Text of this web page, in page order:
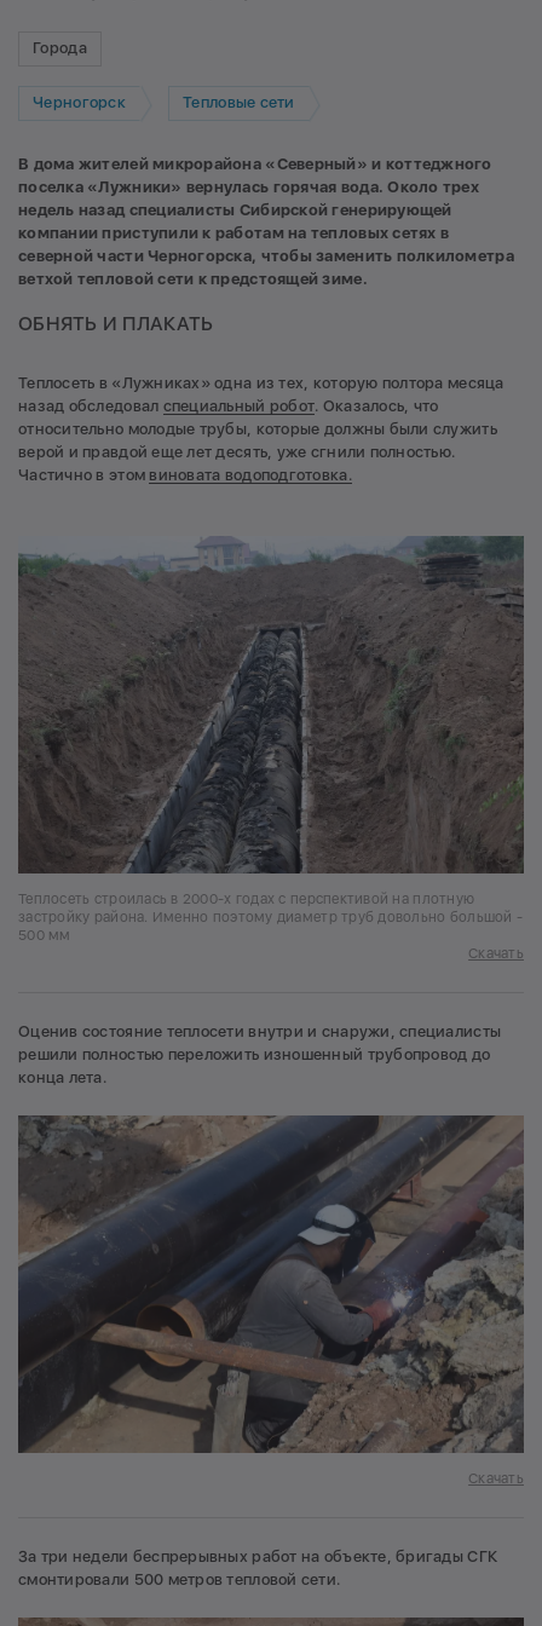
Города
Черногорск Тепловые сети
В дома жителей микрорайона «Северный» и коттеджного
поселка «Лужники» вернулась горячая вода. Около трех
недель назад специалисты Сибирской генерирующей
компании приступили к работам на тепловых сетях в
северной части Черногорска, чтобы заменить полкилометра
ветхой тепловой сети к предстоящей зиме.
ОБНЯТЬ И ПЛАКАТЬ
Теплосеть в «Лужниках» одна из тех, которую полтора месяца
назад обследовал специальный робот. Оказалось, что
относительно молодые трубы, которые должны были служить
верой и правдой еще лет десять, уже сгнили полностью.
Частично в этом виновата водоподготовка.
Теплосеть строилась в 2000-х годах с перспективой на плотную
застройку района. Именно поэтому диаметр труб довольно большой -
500 мм
Скачать
Оценив состояние теплосети внутри и снаружи, специалисты
решили полностью переложить изношенный трубопровод до
конца лета.
Скачать
За три недели беспрерывных работ на объекте, бригады СГК
смонтировали 500 метров тепловой сети.